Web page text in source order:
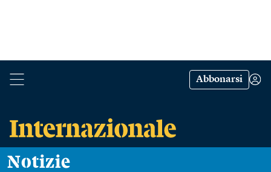
Abbonarsi
Notizie